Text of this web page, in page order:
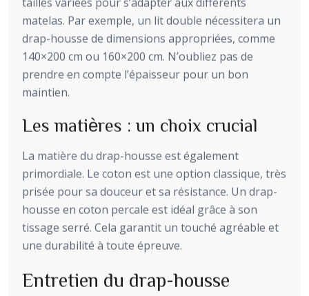
tailles variées pour s’adapter aux différents
matelas. Par exemple, un lit double nécessitera un
drap-housse de dimensions appropriées, comme
140×200 cm ou 160×200 cm. N’oubliez pas de
prendre en compte l’épaisseur pour un bon
maintien.
Les matières : un choix crucial
La matière du drap-housse est également
primordiale. Le coton est une option classique, très
prisée pour sa douceur et sa résistance. Un drap-
housse en coton percale est idéal grâce à son
tissage serré. Cela garantit un touché agréable et
une durabilité à toute épreuve.
Entretien du drap-housse